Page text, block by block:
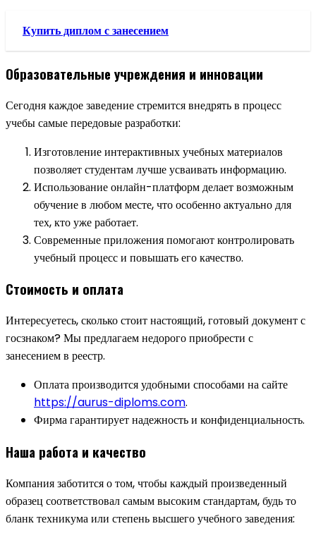
Купить диплом с занесением
Образовательные учреждения и инновации
Сегодня каждое заведение стремится внедрять в процесс
учебы самые передовые разработки:
Изготовление интерактивных учебных материалов
позволяет студентам лучше усваивать информацию.
Использование онлайн-платформ делает возможным
обучение в любом месте, что особенно актуально для
тех, кто уже работает.
Современные приложения помогают контролировать
учебный процесс и повышать его качество.
Стоимость и оплата
Интересуетесь, сколько стоит настоящий, готовый документ с
госзнаком? Мы предлагаем недорого приобрести с
занесением в реестр.
Оплата производится удобными способами на сайте
https://aurus-diploms.com.
Фирма гарантирует надежность и конфиденциальность.
Наша работа и качество
Компания заботится о том, чтобы каждый произведенный
образец соответствовал самым высоким стандартам, будь то
бланк техникума или степень высшего учебного заведения: